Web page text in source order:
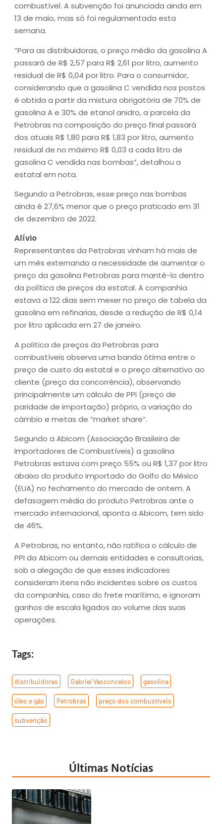
combustível. A subvenção foi anunciada ainda em
13 de maio, mas só foi regulamentada esta
semana.
“Para as distribuidoras, o preço médio da gasolina A
passará de R$ 2,57 para R$ 2,61 por litro, aumento
residual de R$ 0,04 por litro. Para o consumidor,
considerando que a gasolina C vendida nos postos
é obtida a partir da mistura obrigatória de 70% de
gasolina A e 30% de etanol anidro, a parcela da
Petrobras na composição do preço final passará
dos atuais R$ 1,80 para R$ 1,83 por litro, aumento
residual de no máximo R$ 0,03 a cada litro de
gasolina C vendida nas bombas”, detalhou a
estatal em nota.
Segundo a Petrobras, esse preço nas bombas
ainda é 27,6% menor que o preço praticado em 31
de dezembro de 2022.
Alívio
Representantes da Petrobras vinham há mais de
um mês externando a necessidade de aumentar o
preço da gasolina Petrobras para mantê-lo dentro
da política de preços da estatal. A companhia
estava a 122 dias sem mexer no preço de tabela da
gasolina em refinarias, desde a redução de R$ 0,14
por litro aplicada em 27 de janeiro.
A política de preços da Petrobras para
combustíveis observa uma banda ótima entre o
preço de custo da estatal e o preço alternativo ao
cliente (preço da concorrência), observando
principalmente um cálculo de PPI (preço de
paridade de importação) próprio, a variação do
câmbio e metas de “market share”.
Segundo a Abicom (Associação Brasileira de
Importadores de Combustíveis) a gasolina
Petrobras estava com preço 55% ou R$ 1,37 por litro
abaixo do produto importado do Golfo do México
(EUA) no fechamento do mercado de ontem. A
defasagem média do produto Petrobras ante o
mercado internacional, aponta a Abicom, tem sido
de 46%.
A Petrobras, no entanto, não ratifica o cálculo de
PPI da Abicom ou demais entidades e consultorias,
sob a alegação de que esses indicadores
consideram itens não incidentes sobre os custos
da companhia, caso do frete marítimo, e ignoram
ganhos de escala ligados ao volume das suas
operações.
Tags:
distribuidoras Gabriel Vasconcelos gasolina
óleo e gás Petrobras preço dos combustíveis
subvenção
Últimas Notícias